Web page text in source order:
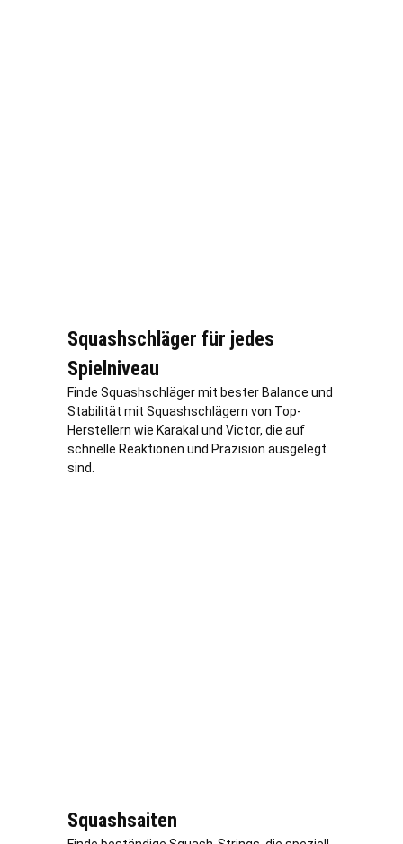
Squashschläger für jedes
Spielniveau
Finde Squashschläger mit bester Balance und
Stabilität mit Squashschlägern von Top-
Herstellern wie Karakal und Victor, die auf
schnelle Reaktionen und Präzision ausgelegt
sind.
Squashsaiten